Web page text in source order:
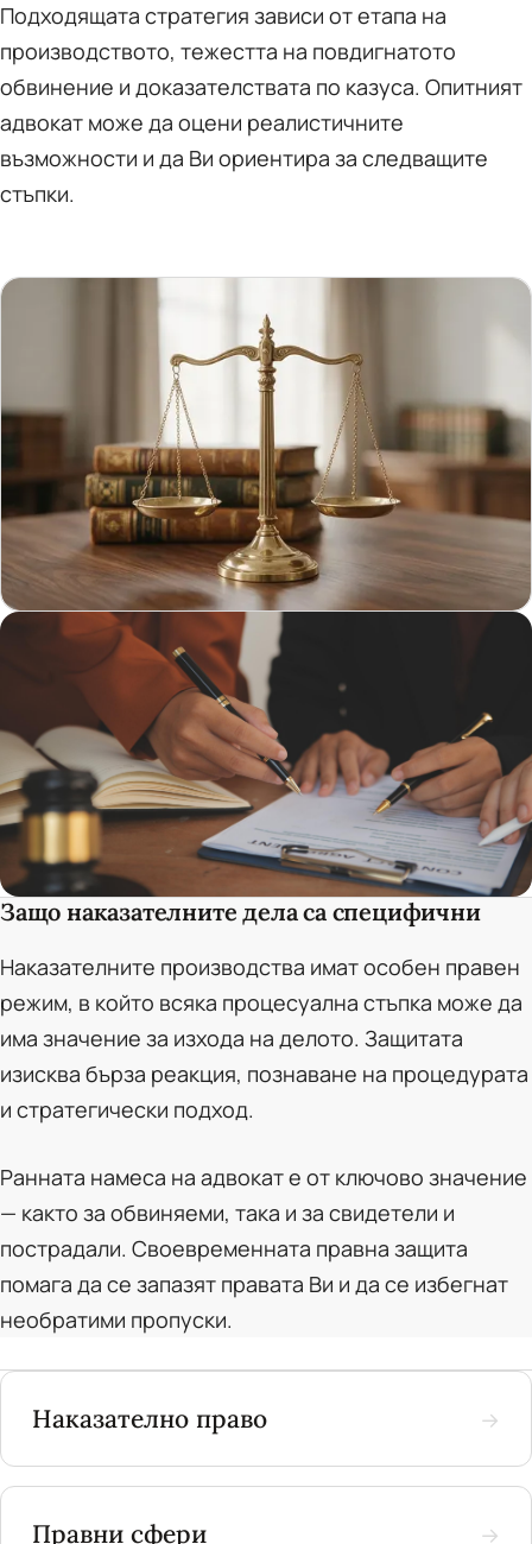
Подходящата стратегия зависи от етапа на
производството, тежестта на повдигнатото
обвинение и доказателствата по казуса. Опитният
адвокат може да оцени реалистичните
възможности и да Ви ориентира за следващите
стъпки.
Защо наказателните дела са специфични
Наказателните производства имат особен правен
режим, в който всяка процесуална стъпка може да
има значение за изхода на делото. Защитата
изисква бърза реакция, познаване на процедурата
и стратегически подход.
Ранната намеса на адвокат е от ключово значение
— както за обвиняеми, така и за свидетели и
пострадали. Своевременната правна защита
помага да се запазят правата Ви и да се избегнат
необратими пропуски.
Наказателно право →
Правни сфери →